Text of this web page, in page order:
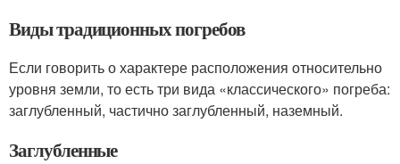
Виды традиционных погребов
Если говорить о характере расположения относительно
уровня земли, то есть три вида «классического» погреба:
заглубленный, частично заглубленный, наземный.
Заглубленные